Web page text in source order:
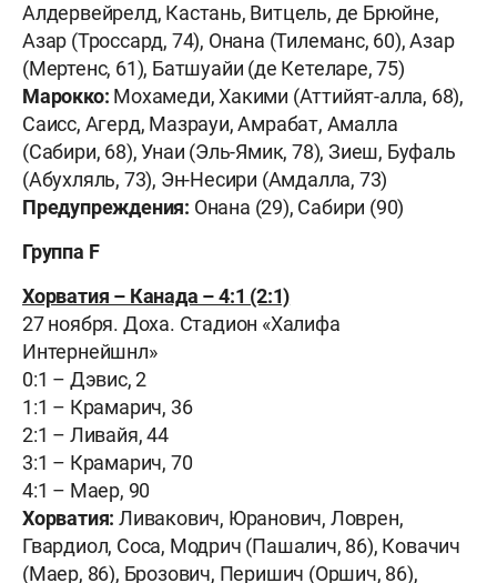
Алдервейрелд, Кастань, Витцель, де Брюйне,
Азар (Троссард, 74), Онана (Тилеманс, 60), Азар
(Мертенс, 61), Батшуайи (де Кетеларе, 75)
Марокко: Мохамеди, Хакими (Аттийят-алла, 68),
Саисс, Агерд, Мазрауи, Амрабат, Амалла
(Сабири, 68), Унаи (Эль-Ямик, 78), Зиеш, Буфаль
(Абухляль, 73), Эн-Несири (Амдалла, 73)
Предупреждения: Онана (29), Сабири (90)
Группа F
Хорватия – Канада – 4:1 (2:1)
27 ноября. Доха. Стадион «Халифа
Интернейшнл»
0:1 – Дэвис, 2
1:1 – Крамарич, 36
2:1 – Ливайя, 44
3:1 – Крамарич, 70
4:1 – Маер, 90
Хорватия: Ливакович, Юранович, Ловрен,
Гвардиол, Соса, Модрич (Пашалич, 86), Ковачич
(Маер, 86), Брозович, Перишич (Оршич, 86),